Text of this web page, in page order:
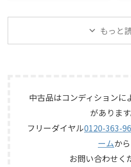
品：SANSUI AU-D907 LIMITED
メーカー：SANSUI / 山水 / ...
いJBLの大型スピーカー「C50
OLYMPUS S7R」を出張買取さ
いとのご相談をいただいたも
S7Rは、Olympus専用エンクロ
ージャーにLE15Aウーファー、
ン、LX5ネットワークなどを組
た
もっと
中古品はコンディションに
があります
フリーダイヤル0120-363-
ームから
お問い合わせく